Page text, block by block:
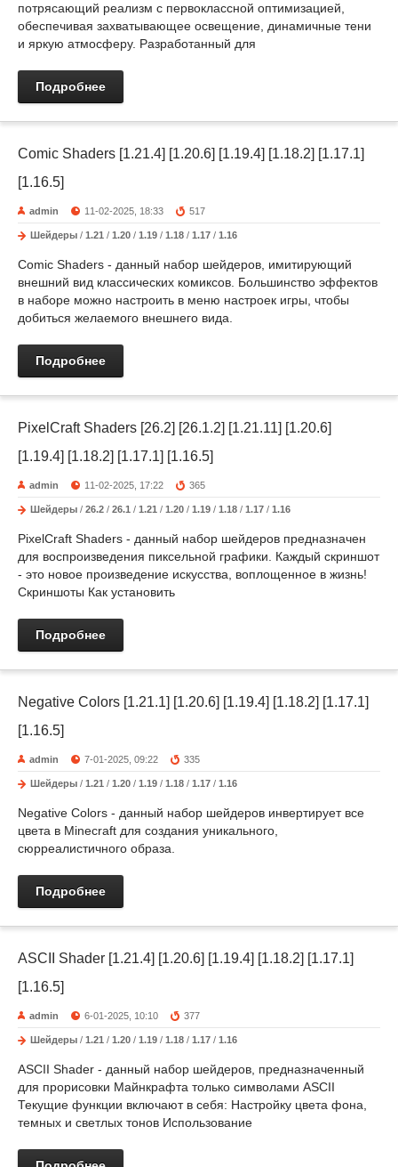
потрясающий реализм с первоклассной оптимизацией,
обеспечивая захватывающее освещение, динамичные тени
и яркую атмосферу. Разработанный для
Подробнее
Comic Shaders [1.21.4] [1.20.6] [1.19.4] [1.18.2] [1.17.1]
[1.16.5]
admin 11-02-2025, 18:33 517
Шейдеры / 1.21 / 1.20 / 1.19 / 1.18 / 1.17 / 1.16
Comic Shaders - данный набор шейдеров, имитирующий
внешний вид классических комиксов. Большинство эффектов
в наборе можно настроить в меню настроек игры, чтобы
добиться желаемого внешнего вида.
Подробнее
PixelCraft Shaders [26.2] [26.1.2] [1.21.11] [1.20.6]
[1.19.4] [1.18.2] [1.17.1] [1.16.5]
admin 11-02-2025, 17:22 365
Шейдеры / 26.2 / 26.1 / 1.21 / 1.20 / 1.19 / 1.18 / 1.17 / 1.16
PixelCraft Shaders - данный набор шейдеров предназначен
для воспроизведения пиксельной графики. Каждый скриншот
- это новое произведение искусства, воплощенное в жизнь!
Скриншоты Как установить
Подробнее
Negative Colors [1.21.1] [1.20.6] [1.19.4] [1.18.2] [1.17.1]
[1.16.5]
admin 7-01-2025, 09:22 335
Шейдеры / 1.21 / 1.20 / 1.19 / 1.18 / 1.17 / 1.16
Negative Colors - данный набор шейдеров инвертирует все
цвета в Minecraft для создания уникального,
сюрреалистичного образа.
Подробнее
ASCII Shader [1.21.4] [1.20.6] [1.19.4] [1.18.2] [1.17.1]
[1.16.5]
admin 6-01-2025, 10:10 377
Шейдеры / 1.21 / 1.20 / 1.19 / 1.18 / 1.17 / 1.16
ASCII Shader - данный набор шейдеров, предназначенный
для прорисовки Майнкрафта только символами ASCII
Текущие функции включают в себя: Настройку цвета фона,
темных и светлых тонов Использование